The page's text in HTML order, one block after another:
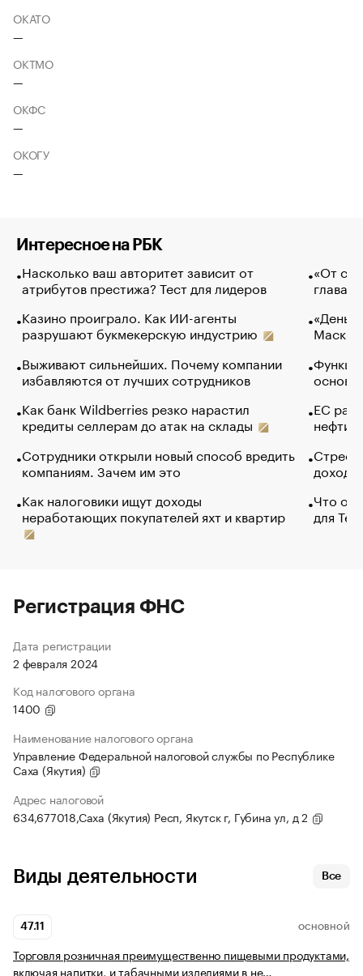
ОКАТО
—
ОКТМО
—
ОКФС
—
ОКОГУ
—
Интересное на РБК
Насколько ваш авторитет зависит от
атрибутов престижа? Тест для лидеров
Казино проиграло. Как ИИ-агенты
разрушают букмекерскую индустрию
Выживают сильнейших. Почему компании
избавляются от лучших сотрудников
Как банк Wildberries резко нарастил
кредиты селлерам до атак на склады
Сотрудники открыли новый способ вредить
компаниям. Зачем им это
Как налоговики ищут доходы
неработающих покупателей яхт и квартир
«От
глава
Маск в
основ
ЕС
нефти
Что
для
Регистрация ФНС
Дата регистрации
2 февраля 2024
Код налогового органа
1400
Наименование налогового органа
Управление Федеральной налоговой службы по Республике
Саха (Якутия)
Адрес налоговой
634,677018,Саха (Якутия) Респ, Якутск г, Губина ул, д 2
Виды деятельности Все
47.11 ОСНОВНОЙ
Торговля розничная преимущественно пищевыми продуктами,
включая напитки, и табачными изделиями в не…